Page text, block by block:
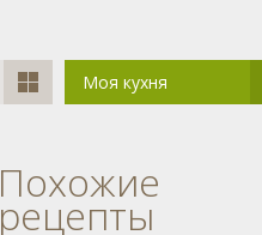
Моя кухня
Похожие
рецепты